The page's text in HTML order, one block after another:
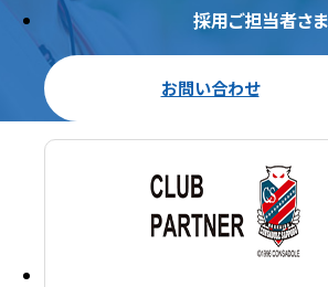
採用ご担当者さ
お問い合わせ